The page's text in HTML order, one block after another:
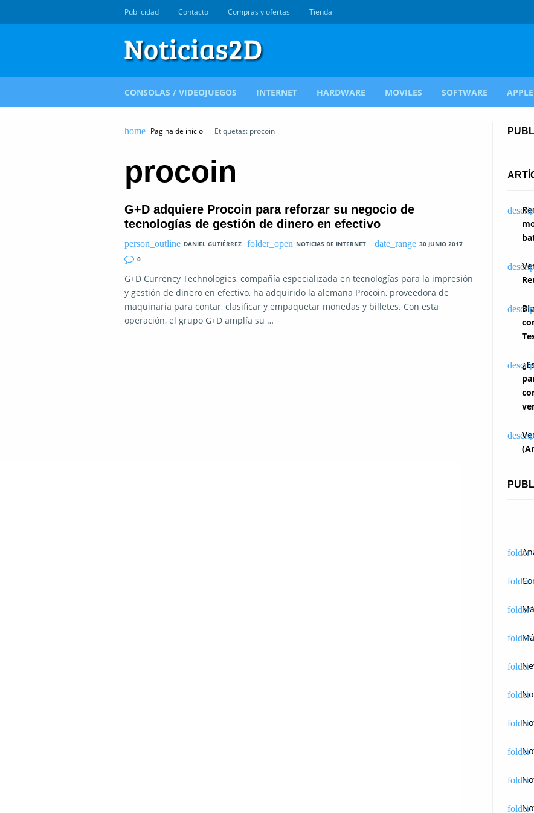
Publicidad Contacto Compras y ofertas Tienda
CONSOLAS / VIDEOJUEGOS INTERNET HARDWARE MOVILES SOFTWARE APPLE
Pagina de inicio Etiquetas: procoin
procoin
G+D adquiere Procoin para reforzar su negocio de
tecnologías de gestión de dinero en efectivo
DANIEL GUTIÉRREZ NOTICIAS DE INTERNET
30 JUNIO 2017
0
G+D Currency Technologies, compañía especializada en tecnologías para la impresión
y gestión de dinero en efectivo, ha adquirido la alemana Procoin, proveedora de
maquinaria para contar, clasificar y empaquetar monedas y billetes. Con esta
operación, el grupo G+D amplía su …